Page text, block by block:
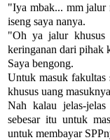
"Iya mbak... mm jalur
iseng saya nanya.
"Oh ya jalur khusus
keringanan dari pihak
Saya bengong.
Untuk masuk fakultas
khusus uang
Nah kalau jelas-
sebesar itu untuk
untuk membayar